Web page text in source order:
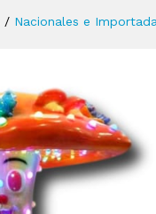
/ Nacionales e